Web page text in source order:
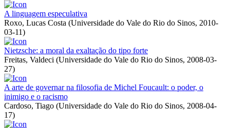
A linguagem especulativa
Roxo, Lucas Costa (Universidade do Vale do Rio do Sinos, 2010-
03-11)
Nietzsche: a moral da exaltação do tipo forte
Freitas, Valdeci (Universidade do Vale do Rio do Sinos, 2008-03-
27)
A arte de governar na filosofia de Michel Foucault: o poder, o
inimigo e o racismo
Cardoso, Tiago (Universidade do Vale do Rio do Sinos, 2008-04-
17)